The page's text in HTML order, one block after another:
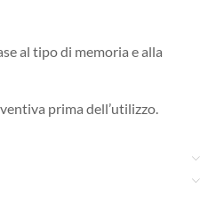
al tipo di memoria e alla
prima dell’utilizzo.